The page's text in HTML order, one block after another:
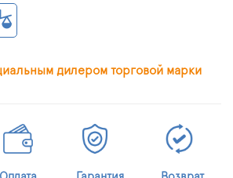
дилером торговой марки